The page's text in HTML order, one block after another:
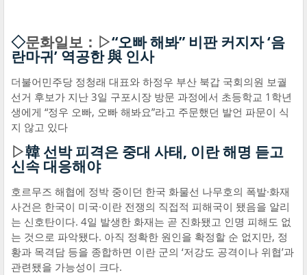
◇문화일보：▷“오빠 해봐” 비판 커지자 ‘음
란마귀’ 역공한 與 인사
더불어민주당 정청래 대표와 하정우 부산 북갑 국회의원 보궐
선거 후보가 지난 3일 구포시장 방문 과정에서 초등학교 1학년
생에게 “정우 오빠, 오빠 해봐요”라고 주문했던 발언 파문이 식
지 않고 있다
▷韓 선박 피격은 중대 사태, 이란 해명 듣고
신속 대응해야
호르무즈 해협에 정박 중이던 한국 화물선 나무호의 폭발·화재
사건은 한국이 미국·이란 전쟁의 직접적 피해국이 됐음을 알리
는 신호탄이다. 4일 발생한 화재는 곧 진화됐고 인명 피해도 없
는 것으로 파악됐다. 아직 정확한 원인을 확정할 순 없지만, 정
황과 목격담 등을 종합하면 이란 군의 ‘저강도 공격이나 위협’과
관련됐을 가능성이 크다.